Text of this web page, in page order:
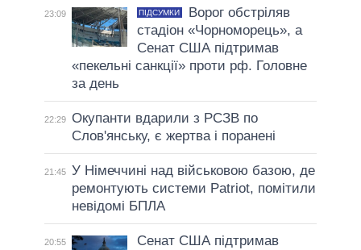
23:09 ПІДСУМКИ
Ворог обстріляв
стадіон «Чорноморець», а
Сенат США підтримав
«пекельні санкції» проти рф. Головне
за день
22:29 Окупанти вдарили з РСЗВ по
Слов'янську, є жертва і поранені
21:45 У Німеччині над військовою базою, де
ремонтують системи Patriot, помітили
невідомі БПЛА
20:55
Сенат США підтримав